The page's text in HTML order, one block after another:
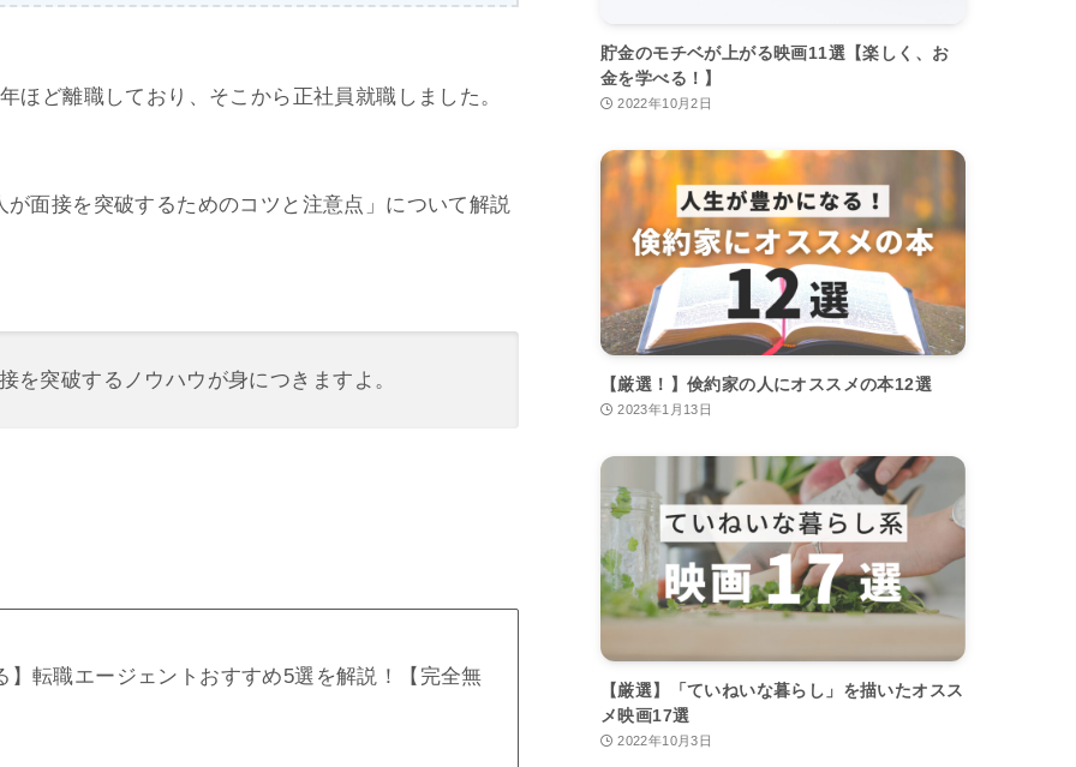
ほど離職しており、そこから正社員就職しました。
面接を突破するためのコツと注意点」について解説
を突破するノウハウが身につきますよ。
】転職エージェントおすすめ5選を解説！【完全無
貯金のモチベが上がる映画11選【楽しく、お
金を学べる！】
2022年10月2日
【厳選！】倹約家の人にオススメの本12選
2023年1月13日
【厳選】「ていねいな暮らし」を描いたオスス
メ映画17選
2022年10月3日